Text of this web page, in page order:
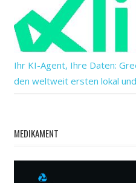
Ihr KI-Agent, Ihre Daten:
den weltweit ersten lokal
MEDIKAMENT